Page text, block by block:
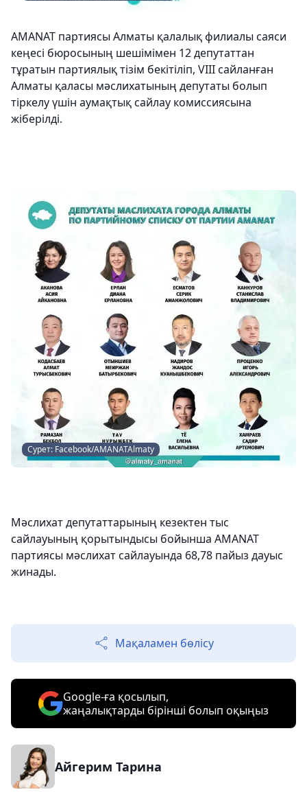
AMANAT партиясы Алматы қалалық филиалы саяси
кеңесі бюросының шешімімен 12 депутаттан
тұратын партиялық тізім бекітіліп, VIII сайланған
Алматы қаласы мәслихатының депутаты болып
тіркелу үшін аумақтық сайлау комиссиясына
жіберілді.
Сурет: Facebook/AMANATAlmaty
Мәслихат депутаттарының кезектен тыс
сайлауының қорытындысы бойынша AMANAT
партиясы мәслихат сайлауында 68,78 пайыз дауыс
жинады.
Мақаламен бөлісу
Google-ға қосылып,
жаңалықтарды бірінші болып оқыңыз
Айгерим Тарина